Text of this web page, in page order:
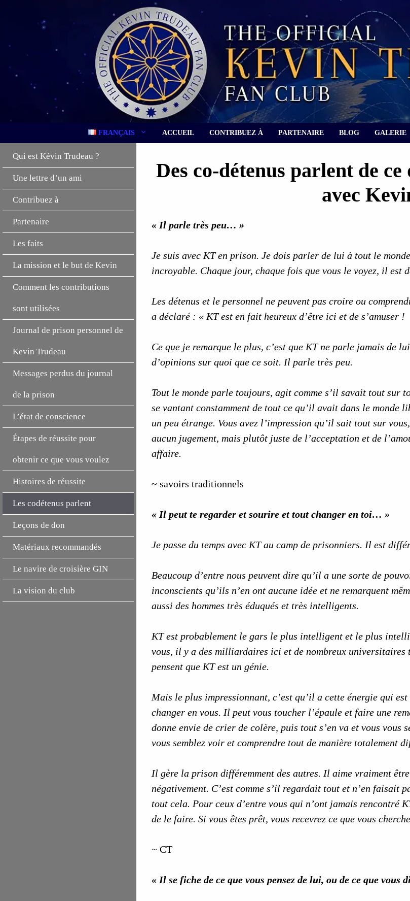
FRANÇAIS ACCUEIL CONTRIBUEZ À PARTENAIRE BLOG GALERIE
Des co-détenus parlent de ce
avec
« Il parle très peu… »
Je suis avec KT en prison. Je dois parler de lui à tout le
incroyable. Chaque jour, chaque fois que vous le voyez, il
Les détenus et le personnel ne peuvent pas croire ou
a déclaré : « KT est en fait heureux d’être ici et de s’amuser !
Ce que je remarque le plus, c’est que KT ne parle jamais de
d’opinions sur quoi que ce soit. Il parle très peu.
Tout le monde parle toujours, agit comme s’il savait tout sur
se vantant constamment de tout ce qu’il avait dans le
un peu étrange. Vous avez l’impression qu’il sait tout sur
aucun jugement, mais plutôt juste de l’acceptation et de
affaire.
~ savoirs traditionnels
« Il peut te regarder et sourire et tout changer en toi… »
Je passe du temps avec KT au camp de prisonniers. Il est
Beaucoup d’entre nous peuvent dire qu’il a une sorte de
inconscients qu’ils n’en ont aucune idée et ne remarquent
aussi des hommes très éduqués et très intelligents.
KT est probablement le gars le plus intelligent et le plus
vous, il y a des milliardaires ici et de nombreux universitaires
pensent que KT est un génie.
Mais le plus impressionnant, c’est qu’il a cette énergie qui
changer en vous. Il peut vous toucher l’épaule et faire une
donne envie de crier de colère, puis tout s’en va et vous
vous semblez voir et comprendre tout de manière totalement
Il gère la prison différemment des autres. Il aime vraiment
négativement. C’est comme s’il regardait tout et n’en faisait
tout cela. Pour ceux d’entre vous qui n’ont jamais rencontré
de le faire. Si vous êtes prêt, vous recevrez ce que vous
~ CT
« Il se fiche de ce que vous pensez de lui, ou de ce que vous
Qui est Kévin Trudeau ?
Une lettre d’un ami
Contribuez à
Partenaire
Les faits
La mission et le but de Kevin
Comment les contributions
sont utilisées
Journal de prison personnel de
Kevin Trudeau
Messages perdus du journal
de la prison
L’état de conscience
Étapes de réussite pour
obtenir ce que vous voulez
Histoires de réussite
Les codétenus parlent
Leçons de don
Matériaux recommandés
Le navire de croisière GIN
La vision du club